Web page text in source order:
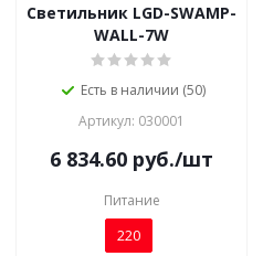
Светильник LGD-SWAMP-
WALL-7W
Есть в наличии (50)
Артикул: 030001
6 834.60 руб./шт
Питание
220